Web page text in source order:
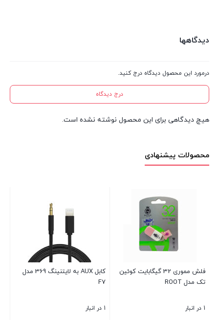
دیدگاهها
درمورد این محصول دیدگاه درج کنید.
درج دیدگاه
هیچ دیدگاهی برای این محصول نوشته نشده است.
محصولات پیشنهادی
فلش مموری 32 گیگابایت کوئین
تک مدل ROOT
1 در انبار
کابل AUX به لایتنینگ 369 مدل
F7
1 در انبار